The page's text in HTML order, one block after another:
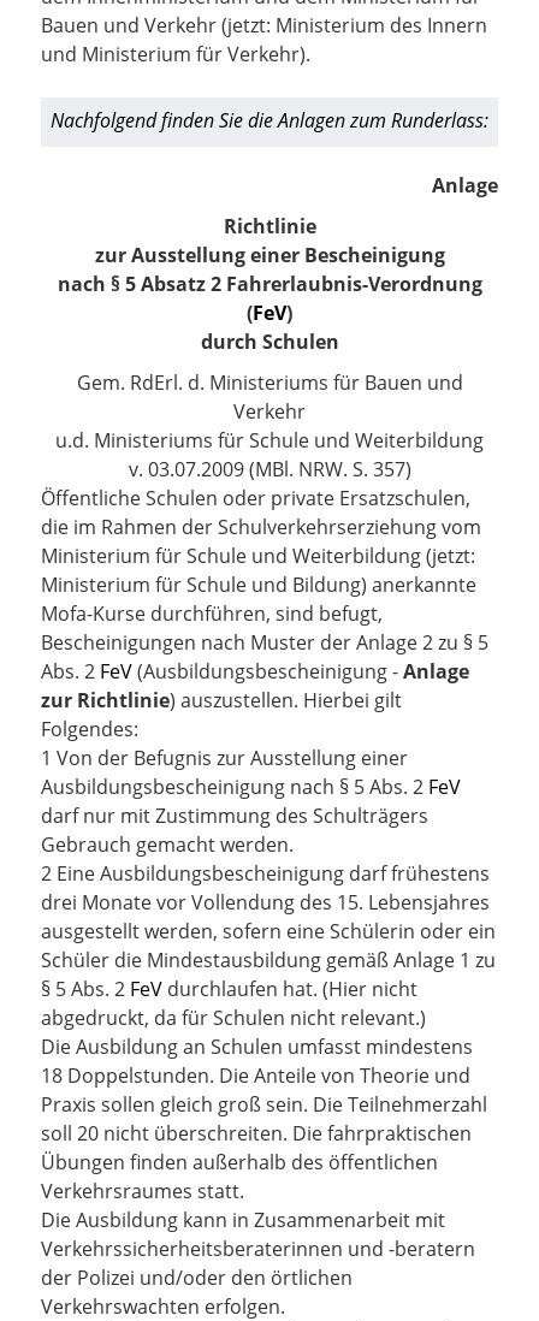
Bauen und Verkehr(jetzt: Ministerium des Innern
und Ministerium für Verkehr).
Nachfolgend finden Sie die Anlagen zum Runderlass:
Anlage
Richtlinie
zur Ausstellung einer Bescheinigung
nach § 5 Absatz 2 Fahrerlaubnis-Verordnung
(FeV)
durch Schulen
Gem. RdErl. d. Ministeriums für Bauen und
Verkehr
u.d. Ministeriums für Schule und Weiterbildung
v. 03.07.2009 (MBl. NRW. S. 357)
Öffentliche Schulen oder private Ersatzschulen,
die im Rahmen der Schulverkehrserziehung vom
Ministerium für Schule und Weiterbildung(jetzt:
Ministerium für Schule und Bildung) anerkannte
Mofa-Kurse durchführen, sind befugt,
Bescheinigungen nach Muster der Anlage 2 zu § 5
Abs. 2 FeV(Ausbildungsbescheinigung -Anlage
zur Richtlinie) auszustellen. Hierbei gilt
Folgendes:
1 Von der Befugnis zur Ausstellung einer
Ausbildungsbescheinigung nach § 5 Abs. 2 FeV
darf nur mit Zustimmung des Schulträgers
Gebrauch gemacht werden.
2 Eine Ausbildungsbescheinigung darf frühestens
drei Monate vor Vollendung des 15. Lebensjahres
ausgestellt werden, sofern eine Schülerin oder ein
Schüler die Mindestausbildung gemäß Anlage 1 zu
§ 5 Abs. 2 FeV durchlaufen hat. (Hier nicht
abgedruckt, da für Schulen nicht relevant.)
Die Ausbildung an Schulen umfasst mindestens
18 Doppelstunden. Die Anteile von Theorie und
Praxis sollen gleich groß sein. Die Teilnehmerzahl
soll 20 nicht überschreiten. Die fahrpraktischen
Übungen finden außerhalb des öffentlichen
Verkehrsraumes statt.
Die Ausbildung kann in Zusammenarbeit mit
Verkehrssicherheitsberaterinnen und -beratern
der Polizei und/oder den örtlichen
Verkehrswachten erfolgen.